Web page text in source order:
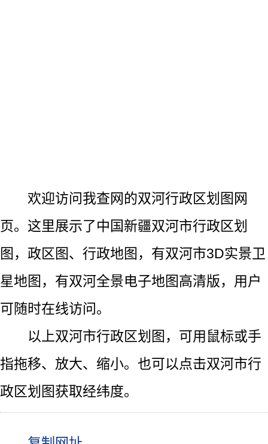
欢迎访问我查网的双河行政区划图网
页。这里展示了中国新疆双河市行政区划
图，政区图、行政地图，有双河市3D实景卫
星地图，有双河全景电子地图高清版，用户
可随时在线访问。
以上双河市行政区划图，可用鼠标或手
指拖移、放大、缩小。也可以点击双河市行
政区划图获取经纬度。